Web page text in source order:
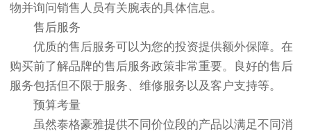
物并询问销售人员有关腕表的具体信息。
售后服务
优质的售后服务可以为您的投资提供额外保障。在
购买前了解品牌的售后服务政策非常重要。良好的售后
服务包括但不限于服务、维修服务以及客户支持等。
预算考量
虽然泰格豪雅提供不同价位段的产品以满足不同消